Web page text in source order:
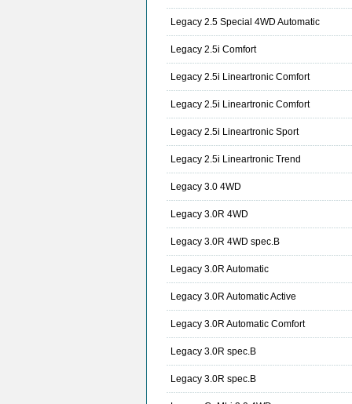
Legacy 2.5 Special 4WD Automatic
Legacy 2.5i Comfort
Legacy 2.5i Lineartronic Comfort
Legacy 2.5i Lineartronic Comfort
Legacy 2.5i Lineartronic Sport
Legacy 2.5i Lineartronic Trend
Legacy 3.0 4WD
Legacy 3.0R 4WD
Legacy 3.0R 4WD spec.B
Legacy 3.0R Automatic
Legacy 3.0R Automatic Active
Legacy 3.0R Automatic Comfort
Legacy 3.0R spec.B
Legacy 3.0R spec.B